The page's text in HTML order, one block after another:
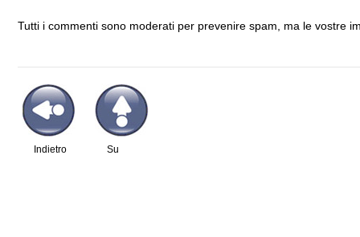
Tutti i commenti sono moderati per prevenire spam, ma le vostre
Su
Indietro